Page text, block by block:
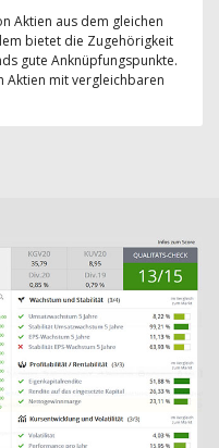
Aktien aus dem gleichen
bietet die Zugehörigkeit
gute Anknüpfungspunkte.
Aktien mit vergleichbaren